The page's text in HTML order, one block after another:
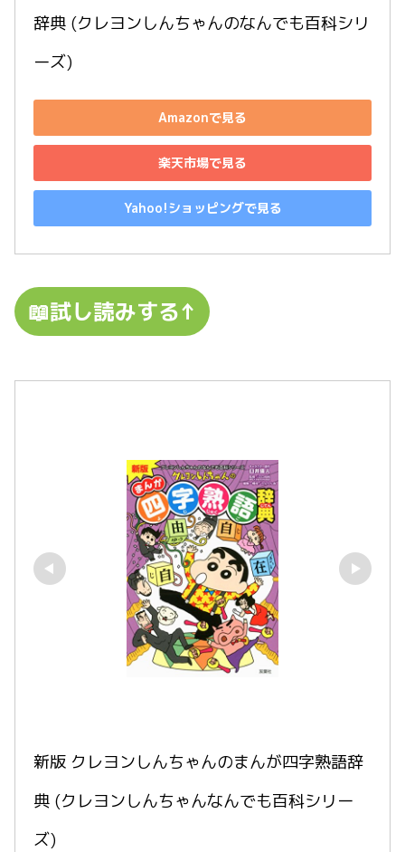
辞典 (クレヨンしんちゃんのなんでも百科シリ
ーズ)
Amazonで見る
楽天市場で見る
Yahoo!ショッピングで見る
📖試し読みする↑
新版 クレヨンしんちゃんのまんが四字熟語辞
典 (クレヨンしんちゃんなんでも百科シリー
ズ)